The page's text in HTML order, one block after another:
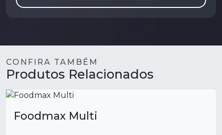
CONFIRA TAMBÉM
Produtos Relacionados
Foodmax Multi